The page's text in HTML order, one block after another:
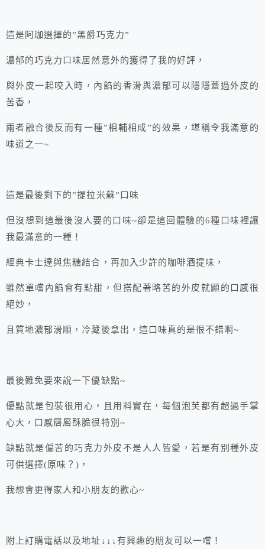
這是阿珈選擇的”黑爵巧克力”
濃郁的巧克力口味居然意外的獲得了我的好評，
與外皮一起咬入時，內餡的香滑與濃郁可以隱隱蓋過外皮的
苦香，
兩者融合後反而有一種”相輔相成”的效果，堪稱令我滿意的
味道之一~
這是最後剩下的”提拉米蘇”口味
但沒想到這最後沒人要的口味~卻是這回體驗的6種口味裡讓
我最滿意的一種！
經典卡士達與焦糖結合，再加入少許的咖啡酒提味，
雖然單嚐內餡會有點甜，但搭配著略苦的外皮就顯的口感很
絕妙，
且質地濃郁滑順，冷藏後拿出，這口味真的是很不錯啊~
最後難免要來說一下優缺點~
優點就是包裝很用心，且用料實在，每個泡芙都有超過手掌
心大，口感層層酥脆很特別~
缺點就是偏苦的巧克力外皮不是人人皆愛，若是有別種外皮
可供選擇(原味？)，
我想會更得家人和小朋友的歡心~
附上訂購電話以及地址↓↓↓有興趣的朋友可以一嚐！